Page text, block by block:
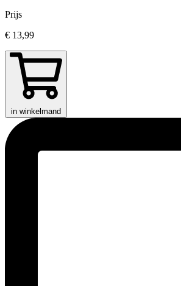
Prijs
€ 13,99
in winkelmand